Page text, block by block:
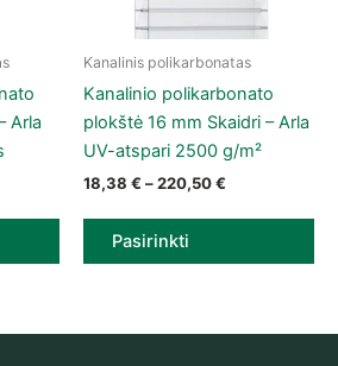
Arla
range: 220,00 € through 440,00 €
variants. The options may be
Kanalinis polikarbonatas
Kanalinio polikarbonato
plokštė 16 mm Skaidri – Arla
UV-atspari 2500 g/m²
18,38 € –220,50€
Pasirinkti
This product has multiple